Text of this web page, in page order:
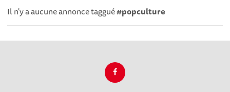
Il n'y a aucune annonce taggué#popculture